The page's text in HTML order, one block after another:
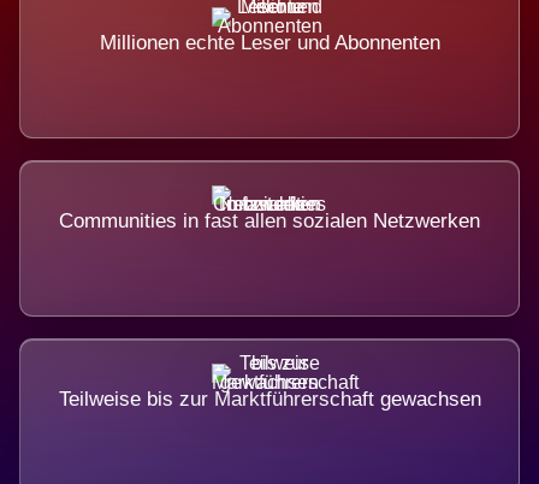
Millionen echte Leser und Abonnenten
Communities in fast allen sozialen Netzwerken
Teilweise bis zur Marktführerschaft gewachsen